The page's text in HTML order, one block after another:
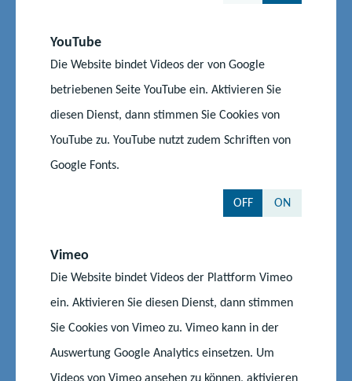
YouTube
Die Website bindet Videos der von Google
betriebenen Seite YouTube ein. Aktivieren Sie
diesen Dienst, dann stimmen Sie Cookies von
YouTube zu. YouTube nutzt zudem Schriften von
Google Fonts.
OFF ON
Vimeo
Die Website bindet Videos der Plattform Vimeo
ein. Aktivieren Sie diesen Dienst, dann stimmen
Sie Cookies von Vimeo zu. Vimeo kann in der
Auswertung Google Analytics einsetzen. Um
Videos von Vimeo ansehen zu können, aktivieren
an. Praxisorientiert werden Seiteneinsteigerinnen und
Seiteneinsteiger an die Entwicklung und Gestaltung von
Unterricht herangeführt.
Im Rahmen unserer Programme legen wir besonderen Wert